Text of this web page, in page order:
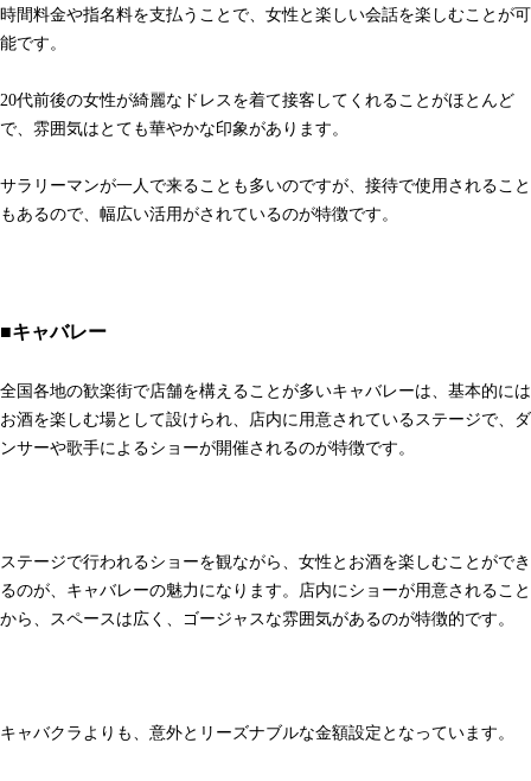
時間料金や指名料を支払うことで、女性と楽しい会話を楽しむことが可
能です。
20代前後の女性が綺麗なドレスを着て接客してくれることがほとんど
で、雰囲気はとても華やかな印象があります。
サラリーマンが一人で来ることも多いのですが、接待で使用されること
もあるので、幅広い活用がされているのが特徴です。
■キャバレー
全国各地の歓楽街で店舗を構えることが多いキャバレーは、基本的には
お酒を楽しむ場として設けられ、店内に用意されているステージで、ダ
ンサーや歌手によるショーが開催されるのが特徴です。
ステージで行われるショーを観ながら、女性とお酒を楽しむことができ
るのが、キャバレーの魅力になります。店内にショーが用意されること
から、スペースは広く、ゴージャスな雰囲気があるのが特徴的です。
キャバクラよりも、意外とリーズナブルな金額設定となっています。